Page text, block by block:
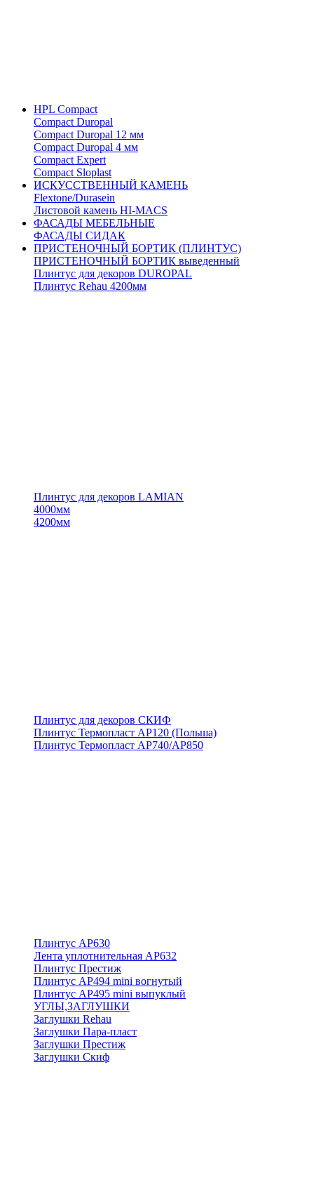
HPL Compact
Compact Duropal
Compact Duropal 12 мм
Compact Duropal 4 мм
Compact Expert
Compact Sloplast
ИСКУССТВЕННЫЙ КАМЕНЬ
Flextone/Durasein
Листовой камень HI-MACS
ФАСАДЫ МЕБЕЛЬНЫЕ
ФАСАДЫ СИДАК
ПРИСТЕНОЧНЫЙ БОРТИК (ПЛИНТУС)
ПРИСТЕНОЧНЫЙ БОРТИК выведенный
Плинтус для декоров DUROPAL
Плинтус Rehau 4200мм
Плинтус для декоров LAMIAN
4000мм
4200мм
Плинтус для декоров СКИФ
Плинтус Термопласт АР120 (Польша)
Плинтус Термопласт АР740/АР850
Плинтус АР630
Лента уплотнительная АР632
Плинтус Престиж
Плинтус АР494 mini вогнутый
Плинтус АР495 mini выпуклый
УГЛЫ,ЗАГЛУШКИ
Заглушки Rehau
Заглушки Пара-пласт
Заглушки Престиж
Заглушки Скиф